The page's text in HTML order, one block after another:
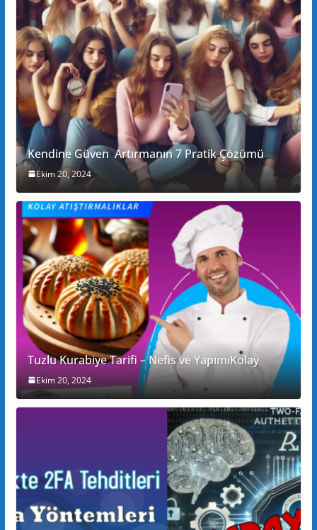
Kendine Güven Artırmanın 7 Pratik Çözümü
Ekim 20, 2024
Tuzlu Kurabiye Tarifi – Nefis ve YapımıKolay
Ekim 20, 2024